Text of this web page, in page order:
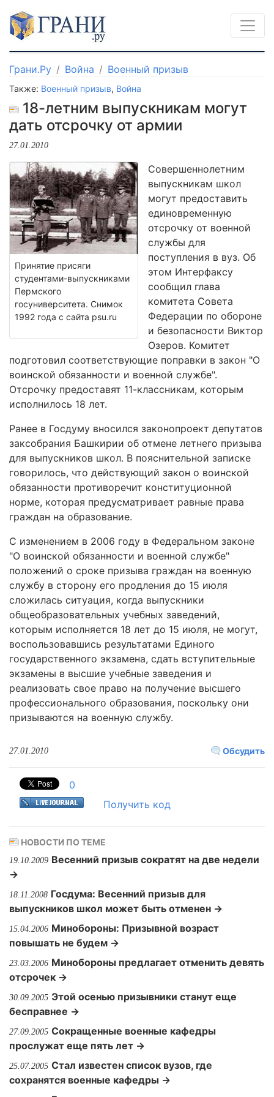
Грани.Ру Война Военный призыв
Также: Военный призыв, Война
18-летним выпускникам могут
дать отсрочку от армии
27.01.2010
Принятие присяги
студентами-выпускниками
Пермского
госуниверситета. Снимок
1992 года с сайта psu.ru
Совершеннолетним
выпускникам школ
могут предоставить
единовременную
отсрочку от военной
службы для
поступления в вуз. Об
этом Интерфаксу
сообщил глава
комитета Совета
Федерации по обороне
и безопасности Виктор
Озеров. Комитет
подготовил соответствующие поправки в закон "О
воинской обязанности и военной службе".
Отсрочку предоставят 11-классникам, которым
исполнилось 18 лет.
Ранее в Госдуму вносился законопроект депутатов
заксобрания Башкирии об отмене летнего призыва
для выпускников школ. В пояснительной записке
говорилось, что действующий закон о воинской
обязанности противоречит конституционной
норме, которая предусматривает равные права
граждан на образование.
С изменением в 2006 году в Федеральном законе
"О воинской обязанности и военной службе"
положений о сроке призыва граждан на военную
службу в сторону его продления до 15 июля
сложилась ситуация, когда выпускники
общеобразовательных учебных заведений,
которым исполняется 18 лет до 15 июля, не могут,
воспользовавшись результатами Единого
государственного экзамена, сдать вступительные
экзамены в высшие учебные заведения и
реализовать свое право на получение высшего
профессионального образования, поскольку они
призываются на военную службу.
Обсудить
27.01.2010
0
Получить код
НОВОСТИ ПО ТЕМЕ
19.10.2009 Весенний призыв сократят на две недели
→
18.11.2008 Госдума: Весенний призыв для
выпускников школ может быть отменен →
15.04.2006 Минобороны: Призывной возраст
повышать не будем →
23.03.2006 Минобороны предлагает отменить девять
отсрочек →
30.09.2005 Этой осенью призывники станут еще
бесправнее →
27.09.2005 Сокращенные военные кафедры
прослужат еще пять лет →
25.07.2005 Стал известен список вузов, где
сохранятся военные кафедры →